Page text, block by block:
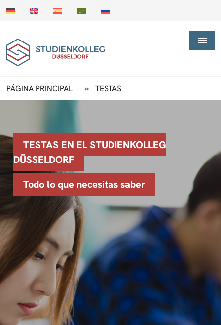
PÁGINA PRINCIPAL » TESTAS
TESTAS EN EL STUDIENKOLLEG
DÜSSELDORF
Todo lo que necesitas saber